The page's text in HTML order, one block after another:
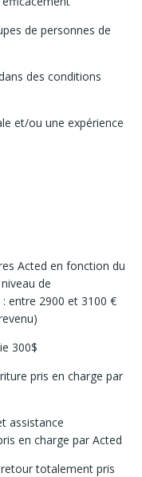
de personnes de
des conditions
et/ou une expérience
Acted en fonction du
de
: entre 2900 et 3100 €
300$
pris en charge par
assistance
en charge par Acted
totalement pris